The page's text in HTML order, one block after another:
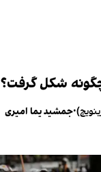
شکل گرفت؟
•جمشید یما امیری